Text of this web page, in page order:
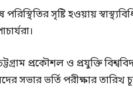
সৃষ্টি হওয়ায়
প্রকৌশল ও প্রযুক্তি
ভর্তি পরীক্ষার তারিখ